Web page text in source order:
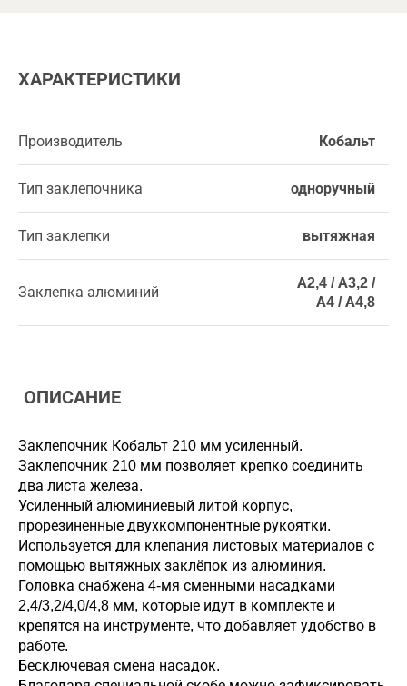
ХАРАКТЕРИСТИКИ
Производитель Кобальт
Тип заклепочника одноручный
Тип заклепки вытяжная
Заклепка алюминий
А2,4 / А3,2 /
А4 / А4,8
ОПИСАНИЕ
Заклепочник Кобальт 210 мм усиленный.
Заклепочник 210 мм позволяет крепко соединить
два листа железа.
Усиленный алюминиевый литой корпус,
прорезиненные двухкомпонентные рукоятки.
Используется для клепания листовых материалов с
помощью вытяжных заклёпок из алюминия.
Головка снабжена 4-мя сменными насадками
2,4/3,2/4,0/4,8 мм, которые идут в комплекте и
крепятся на инструменте, что добавляет удобство в
работе.
Беcключевая смена насадок.